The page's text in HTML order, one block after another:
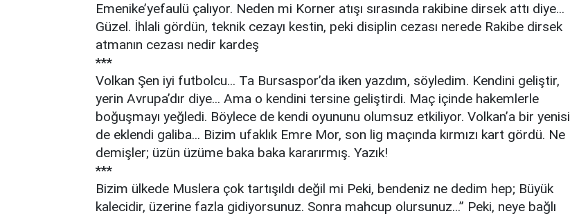
Emenike’yefaulü çalıyor. Neden mi Korner atışı sırasında rakibine dirsek attı diye...
Güzel. İhlali gördün, teknik cezayı kestin, peki disiplin cezası nerede Rakibe dirsek
atmanın cezası nedir kardeş
***
Volkan Şen iyi futbolcu... Ta Bursaspor’da iken yazdım, söyledim. Kendini geliştir,
yerin Avrupa’dır diye... Ama o kendini tersine geliştirdi. Maç içinde hakemlerle
boğuşmayı yeğledi. Böylece de kendi oyununu olumsuz etkiliyor. Volkan’a bir yenisi
de eklendi galiba... Bizim ufaklık Emre Mor, son lig maçında kırmızı kart gördü. Ne
demişler; üzün üzüme baka baka kararırmış. Yazık!
***
Bizim ülkede Muslera çok tartışıldı değil mi Peki, bendeniz ne dedim hep; Büyük
kalecidir, üzerine fazla gidiyorsunuz. Sonra mahcup olursunuz...” Peki, neye bağlı